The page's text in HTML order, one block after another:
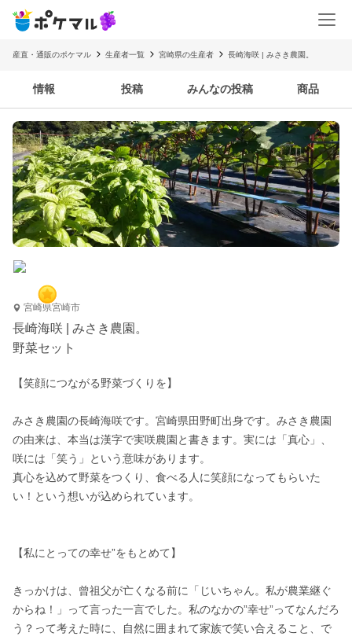
産直・通販のポケマル 生産者一覧 宮崎県の生産者 長崎海咲 | みさき農園。
情報 投稿 みんなの投稿 商品
宮崎県宮崎市
長崎海咲 | みさき農園。
野菜セット
【笑顔につながる野菜づくりを】
みさき農園の長崎海咲です。宮崎県田野町出身です。みさき農園
の由来は、本当は漢字で実咲農園と書きます。実には「真心」、
咲には「笑う」という意味があります。
真心を込めて野菜をつくり、食べる人に笑顔になってもらいた
い！という想いが込められています。
【私にとっての幸せ”をもとめて】
きっかけは、曾祖父が亡くなる前に「じいちゃん。私が農業継ぐ
からね！」って言った一言でした。私のなかの”幸せ”ってなんだろ
う？って考えた時に、自然に囲まれて家族で笑い合えること、で